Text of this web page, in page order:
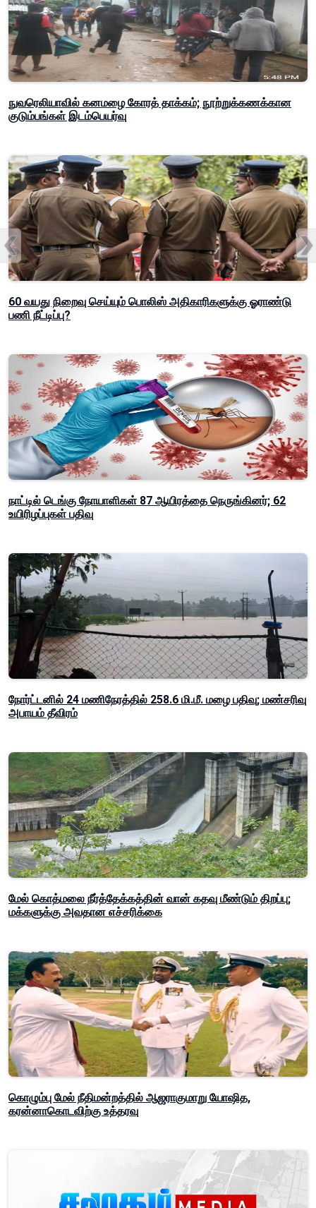
நுவரெலியாவில் கனமழை கோரத் தாக்கம்; நூற்றுக்கணக்கான
குடும்பங்கள் இடம்பெயர்வு
60 வயது நிறைவு செய்யும் பொலிஸ் அதிகாரிகளுக்கு ஓராண்டு
பணி நீட்டிப்பு?
நாட்டில் டெங்கு நோயாளிகள் 87 ஆயிரத்தை நெருங்கினர்; 62
உயிரிழப்புகள் பதிவு
நோர்ட்டனில் 24 மணிநேரத்தில் 258.6 மி.மீ. மழை பதிவு; மண்சரிவு
அபாயம் தீவிரம்
மேல் கொத்மலை நீர்த்தேக்கத்தின் வான் கதவு மீண்டும் திறப்பு;
மக்களுக்கு அவதான எச்சரிக்கை
கொழும்பு மேல் நீதிமன்றத்தில் ஆஜராகுமாறு யோஷித,
கரன்னாகொடவிற்கு உத்தரவு